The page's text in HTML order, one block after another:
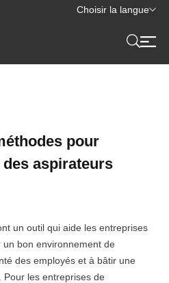
Choisir la langue
pour
aspirateurs
un outil qui aide les entreprises
bon environnement de
des employés et à bâtir une
Pour les entreprises de